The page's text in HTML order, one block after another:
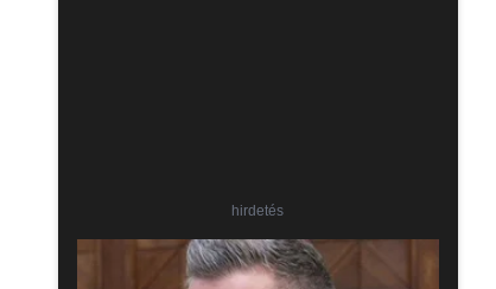
hirdetés